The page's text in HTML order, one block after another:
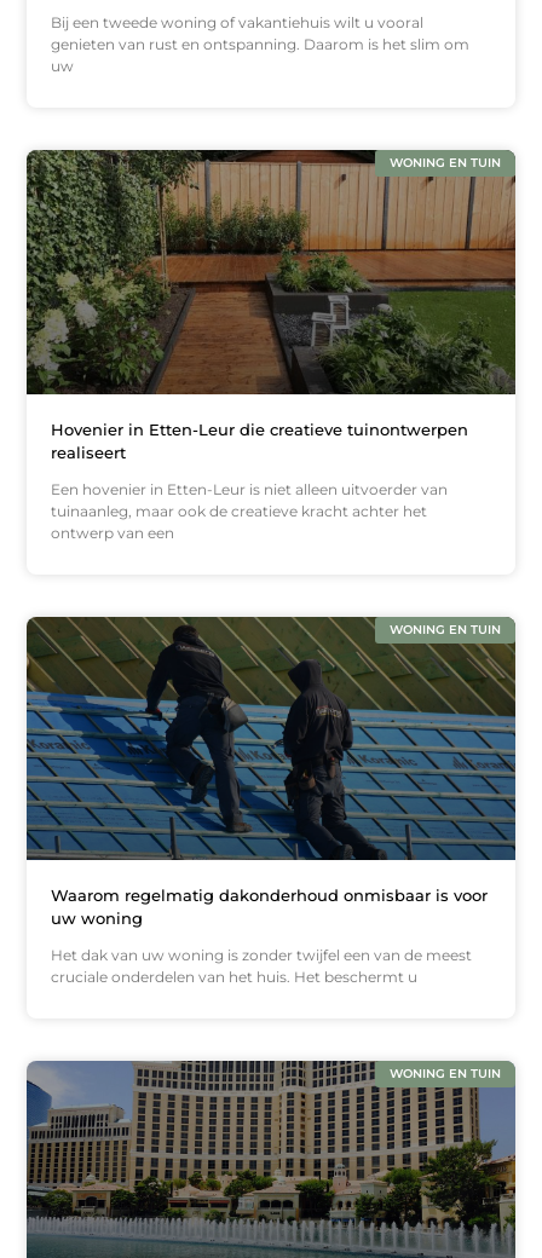
Bij een tweede woning of vakantiehuis wilt u vooral
genieten van rust en ontspanning. Daarom is het slim om
uw
WONING EN TUIN
Hovenier in Etten-Leur die creatieve tuinontwerpen
realiseert
Een hovenier in Etten-Leur is niet alleen uitvoerder van
tuinaanleg, maar ook de creatieve kracht achter het
ontwerp van een
WONING EN TUIN
Waarom regelmatig dakonderhoud onmisbaar is voor
uw woning
Het dak van uw woning is zonder twijfel een van de meest
cruciale onderdelen van het huis. Het beschermt u
WONING EN TUIN